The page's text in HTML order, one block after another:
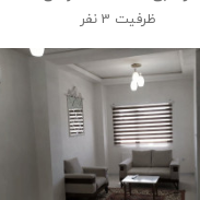
ظرفیت 3 نفر